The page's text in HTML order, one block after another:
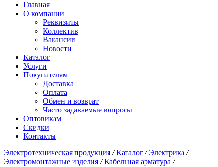
Главная
О компании
Реквизиты
Коллектив
Вакансии
Новости
Каталог
Услуги
Покупателям
Доставка
Оплата
Обмен и возврат
Часто задаваемые вопросы
Оптовикам
Скидки
Контакты
Электротехническая продукция / Каталог / Электрика /
Электромонтажные изделия / Кабельная арматура /